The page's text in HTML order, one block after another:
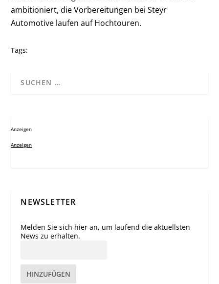
ambitioniert, die Vorbereitungen bei Steyr
Automotive laufen auf Hochtouren.
Tags:
Anzeigen
Anzeigen
NEWSLETTER
Melden Sie sich hier an, um laufend die aktuellsten
News zu erhalten.
HINZUFÜGEN